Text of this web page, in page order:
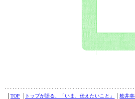
TOP トップが語る、「いま、伝えたいこと」 舩井